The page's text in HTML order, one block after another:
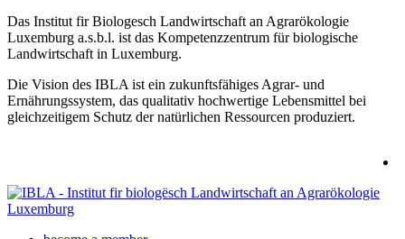
Das Institut fir Biologesch Landwirtschaft an Agrarökologie
Luxemburg a.s.b.l. ist das Kompetenzzentrum für biologische
Landwirtschaft in Luxemburg.
Die Vision des IBLA ist ein zukunftsfähiges Agrar- und
Ernährungssystem, das qualitativ hochwertige Lebensmittel bei
gleichzeitigem Schutz der natürlichen Ressourcen produziert.